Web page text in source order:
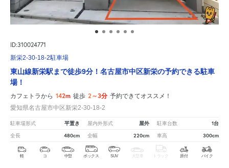
ID:310024771
新栄2-30-18-2駐車場
東山線新栄駅まで徒歩9分！名古屋市中区新栄の予約できる駐車
場！
カフェトラから 142m 徒歩 2～3分 予約できてオススメ！
愛知県名古屋市中区新栄2-30-18-2
駐車場形式 平置き 屋内外形式 屋外 駐車台数 1台
全長 480cm 全幅 220cm 車高 300cm
軽 コ 中型 ボックス SUV 大型車 トラック 原付 バイク